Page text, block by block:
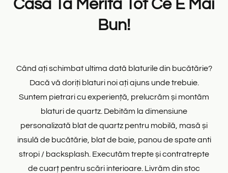
Casa Ta Merită Tot Ce E Mai
Bun!
Când ați schimbat ultima dată blaturile din bucătărie?
Dacă vă doriți blaturi noi ați ajuns unde trebuie.
Suntem pietrari cu experiență, prelucrăm și montăm
blaturi de quartz. Debităm la dimensiune
personalizată blat de quartz pentru mobilă, masă și
insulă de bucătărie, blat de baie, panou de spate anti
stropi / backsplash. Executăm trepte și contratrepte
de cuarț pentru scări interioare. Livrăm din stoc